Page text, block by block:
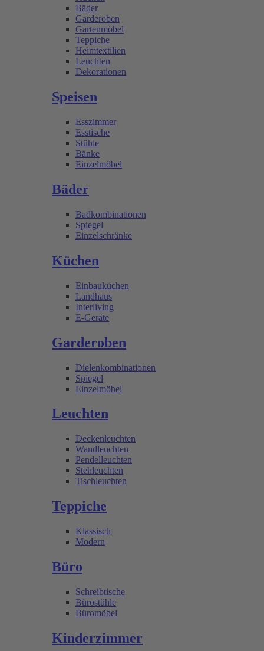
Bäder
Garderoben
Gartenmöbel
Teppiche
Heimtextilien
Leuchten
Dekorationen
Speisen
Esszimmer
Esstische
Stühle
Bänke
Einzelmöbel
Bäder
Badkombinationen
Spiegel
Einzelschränke
Küchen
Einbauküchen
Landhaus
Interliving
E-Geräte
Garderoben
Dielenkombinationen
Spiegel
Einzelmöbel
Leuchten
Deckenleuchten
Wandleuchten
Pendelleuchten
Stehleuchten
Tischleuchten
Teppiche
Klassisch
Modern
Büro
Schreibtische
Bürostühle
Büromöbel
Kinderzimmer